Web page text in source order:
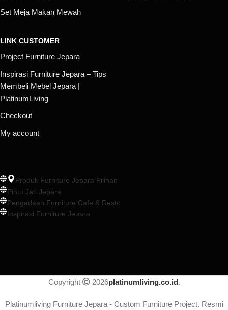
Set Meja Makan Mewah
LINK CUSTOMER
Project Furniture Jepara
Inspirasi Furniture Jepara – Tips
Membeli Mebel Jepara |
PlatinumLiving
Checkout
My account
Produk Furniture Jepara Pilihan
Pintu Jati Jepara
Pengadaan Furniture Cafe & Resto
Inspirasi Furniture Jepara
Copyright 2026platinumliving.co.id.
Platinumliving Furniture Jepara - Custom Furniture Project. Resmi